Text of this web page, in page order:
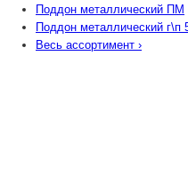
Поддон металлический ПМ
Поддон металлический г\п
Весь ассортимент ›